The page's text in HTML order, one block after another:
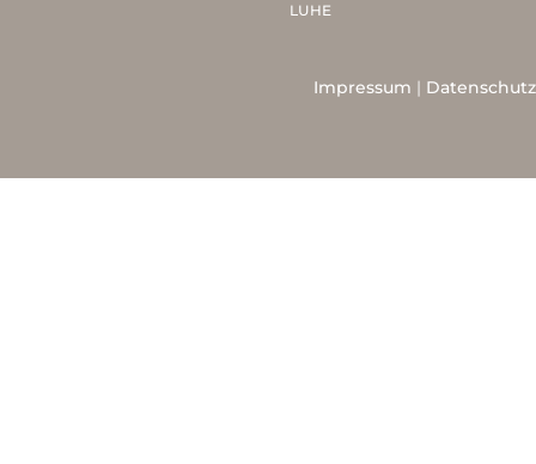
LUHE
Impressum | Datenschutz